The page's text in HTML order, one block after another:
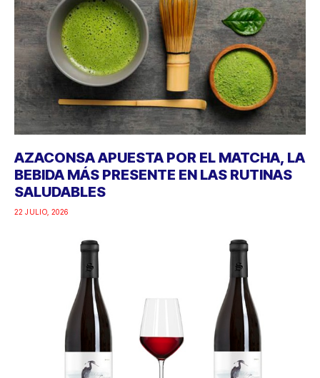
AZACONSA APUESTA POR EL MATCHA, LA
BEBIDA MÁS PRESENTE EN LAS RUTINAS
SALUDABLES
22 JULIO, 2026